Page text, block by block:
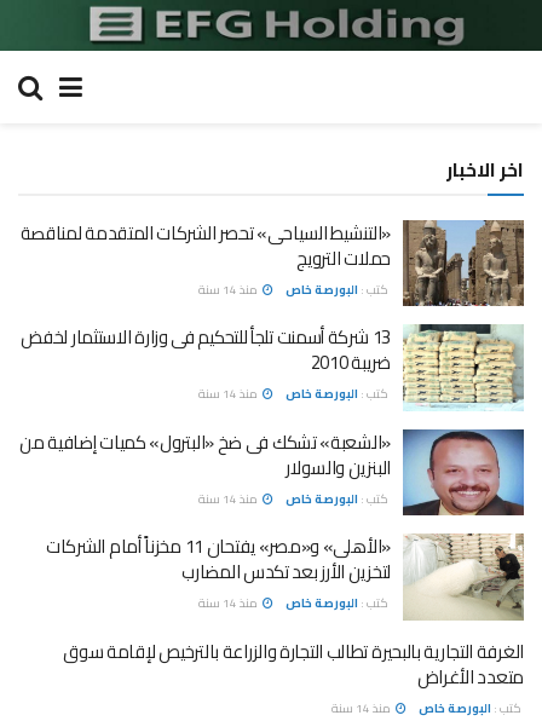
اخر الاخبار
«التنشيط السياحى» تحصر الشركات المتقدمة لمناقصة
حملات الترويج
كتب : البورصة خاص منذ 14 سنة
13 شركة أسمنت تلجأ للتحكيم فى وزارة الاستثمار لخفض
ضريبة 2010
كتب : البورصة خاص منذ 14 سنة
«الشعبة» تشكك فى ضخ «البترول» كميات إضافية من
البنزين والسولار
كتب : البورصة خاص منذ 14 سنة
«الأهلى» و«مصر» يفتحان 11 مخزناً أمام الشركات
لتخزين الأرز بعد تكدس المضارب
كتب : البورصة خاص منذ 14 سنة
الغرفة التجارية بالبحيرة تطالب التجارة والزراعة بالترخيص لإقامة سوق
متعدد الأغراض
كتب : البورصة خاص منذ 14 سنة